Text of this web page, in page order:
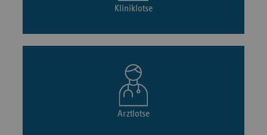
Kliniklotse
Arztlotse